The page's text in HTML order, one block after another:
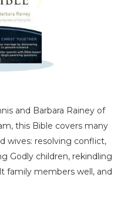
and Barbara Rainey of
this Bible covers many
wives: resolving conflict,
Godly children, rekindling
family members well, and